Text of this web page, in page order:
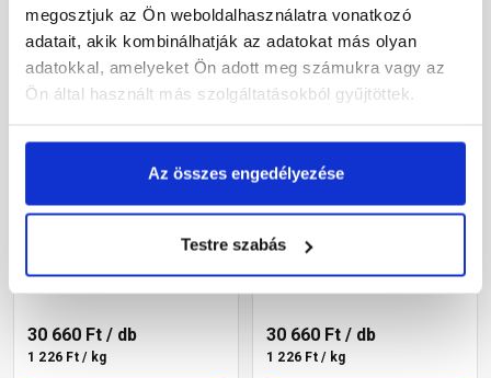
megosztjuk az Ön weboldalhasználatra vonatkozó
adatait, akik kombinálhatják az adatokat más olyan
adatokkal, amelyeket Ön adott meg számukra vagy az
Ön által használt más szolgáltatásokból gyűjtöttek.
Az összes engedélyezése
Testre szabás
Thermomaster szilikon
vékonyvakolat, kapart 2
Gyártói készleten
30 660 Ft / db
1 226 Ft / kg
Thermomaster szilikon
vékonyvakolat, kapart 1,5
mm 19-F 25 kg
Gyártói készleten
30 660 Ft / db
1 226 Ft / kg